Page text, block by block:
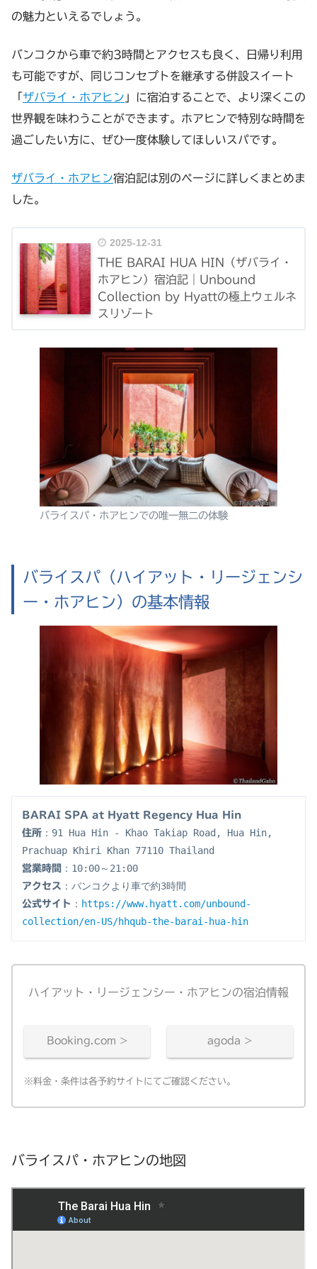
の魅力といえるでしょう。
バンコクから車で約3時間とアクセスも良く、日帰り利用
も可能ですが、同じコンセプトを継承する併設スイート
ザバライ・ホアヒン 」に宿泊することで、より深くこの
世界観を味わうことができます。ホアヒンで特別な時間を
過ごしたい方に、ぜひ一度体験してほしいスパです。
ザバライ・ホアヒン宿泊記は別のページに詳しくまとめま
した。
2025-12-31
THE BARAI HUA HIN（ザバライ・
ホアヒン）宿泊記｜Unbound
Collection by Hyattの極上ウェルネ
スリゾート
バライスパ・ホアヒンでの唯一無二の体験
バライスパ（ハイアット・リージェンシ
ー・ホアヒン）の基本情報
BARAI SPA at Hyatt Regency Hua Hin
住所 ：91 Hua Hin - Khao Takiap Road, Hua Hin,
Prachuap Khiri Khan 77110 Thailand
営業時間 ：10:00～21:00
アクセス ：バンコクより車で約3時間
公式サイト ： https://www.hyatt.com/unbound-
collection/en-US/hhqub-the-barai-hua-hin
ハイアット・リージェンシー・ホアヒンの宿泊情報
Booking.com > agoda >
※料金・条件は各予約サイトにてご確認ください。
バライスパ・ホアヒンの地図